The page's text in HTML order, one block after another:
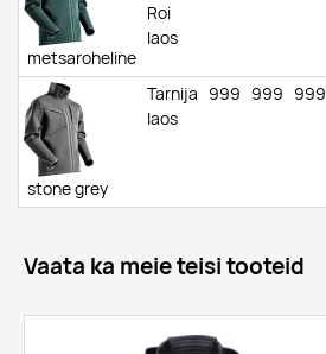
metsaroheline
Roi
laos
stone grey
Tarnija
laos
999 999 999
Vaata ka meie teisi tooteid